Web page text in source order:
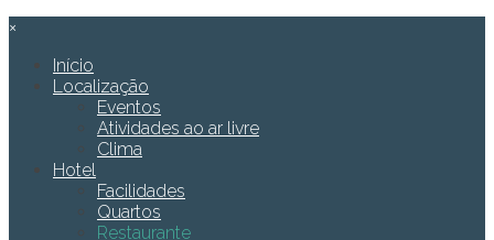
×
Início
Localização
Eventos
Atividades ao ar livre
Clima
Hotel
Facilidades
Quartos
Restaurante